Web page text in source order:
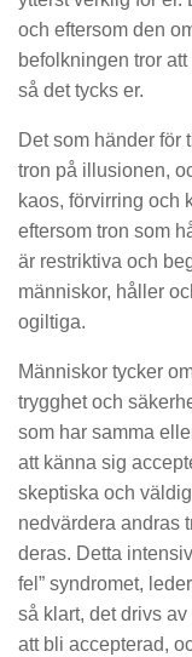
och eftersom den
befolkningen tror
så det tycks er.
Det som händer för
tron på illusionen,
kaos, förvirring och
eftersom tron som
är restriktiva och
människor, håller
ogiltiga.
Människor tycker
trygghet och
som har samma
att känna sig
skeptiska och
nedvärdera andras
deras. Detta
fel” syndromet,
så klart, det drivs
att bli accepterad,